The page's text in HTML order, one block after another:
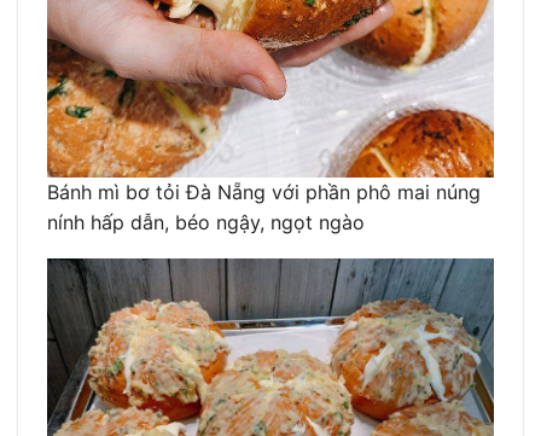
Bánh mì bơ tỏi Đà Nẵng với phần phô mai núng
nính hấp dẫn, béo ngậy, ngọt ngào